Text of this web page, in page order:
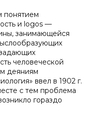
понятием
и logos —
занимающейся
человеческой
деяниям
ввел в 1902 г.
с тем проблема
гораздо